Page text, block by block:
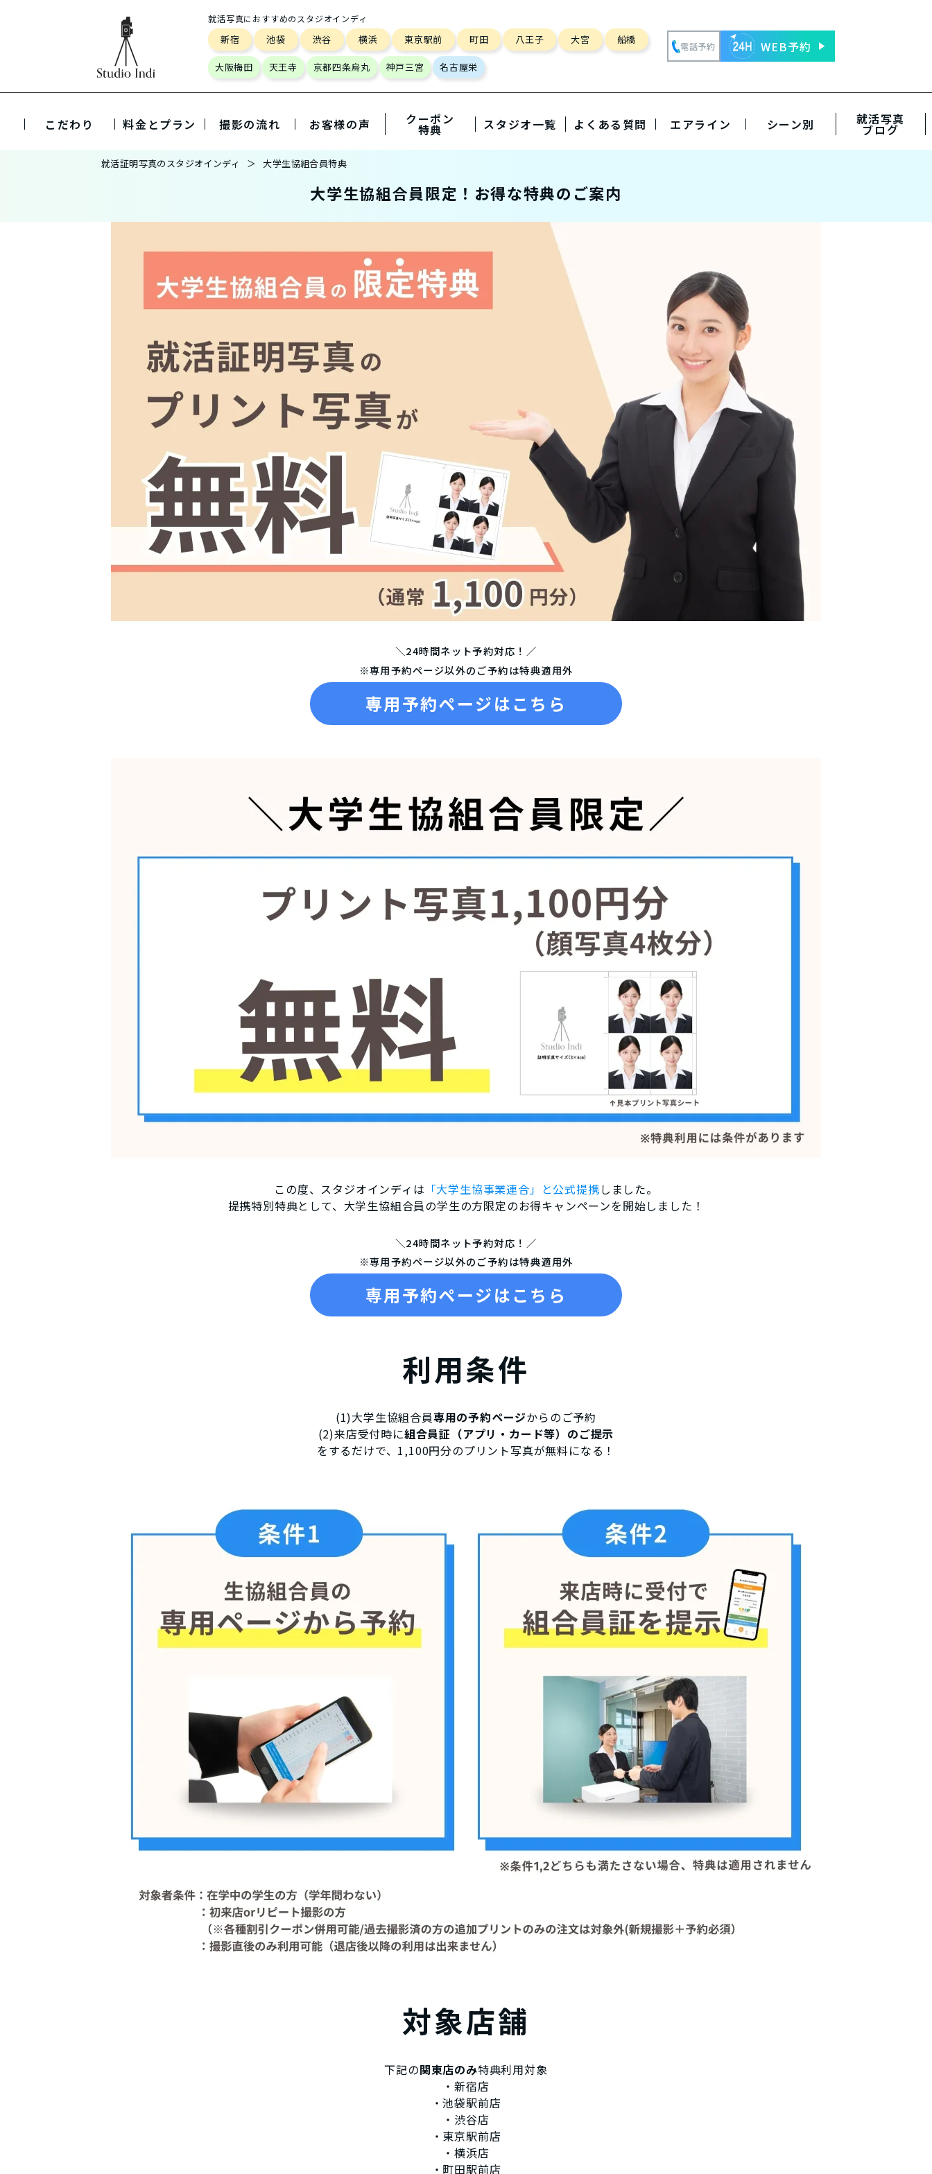
就活写真におすすめのスタジオインディ
新宿 池袋 渋谷 横浜 東京駅前 町田 八王子 大宮 船橋
大阪梅田 天王寺 京都四条烏丸 神戸三宮 名古屋栄
電話予約 WEB予約
こだわり 料金とプラン 撮影の流れ お客様の声 クーポン
特典 スタジオ一覧 よくある質問 エアライン シーン別 就活写真
ブログ
就活証明写真のスタジオインディ 大学生協組合員特典
大学生協組合員限定！お得な特典のご案内
＼24時間ネット予約対応！／
※専用予約ページ以外のご予約は特典適用外
専用予約ページはこちら
この度、スタジオインディは 「大学生協事業連合」と公式提携しました。
提携特別特典として、 大学生協組合員の学生の方限定のお得キャンペーンを開始しました！
＼24時間ネット予約対応！／
※専用予約ページ以外のご予約は特典適用外
専用予約ページはこちら
利用条件
(1)大学生協組合員専用の予約ページからのご予約
(2)来店受付時に組合員証（アプリ・カード等）のご提示
をするだけで、1,100円分のプリント写真が無料になる！
対象店舗
下記の関東店のみ特典利用対象
・新宿店
・池袋駅前店
・渋谷店
・東京駅前店
・横浜店
・町田駅前店